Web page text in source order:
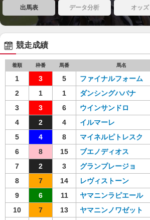
出馬表 データ分析 オッズ
競走成績
着順 枠番 馬番 馬名
1 3 5 ファイナルフォーム
2
1 1 ダンシングハバナ
3
3 6 ウインサンドロ
4
2 4 イルマーレ
5
4 8 マイネルピトレスク
6
8 15 ブエノディオス
7
2 3 グランプレージョ
8
7 14 レヴィストーン
9
6 11 ヤマニンラピエール
10
7 13 ヤマニンノワゼット